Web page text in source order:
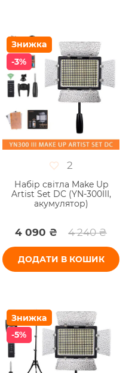
Знижка
-3%
2
Набір світла Make Up
Artist Set DC (YN-300III,
акумулятор)
4 090 ₴ 4 240 ₴
ДОДАТИ В КОШИК
Знижка
-5%